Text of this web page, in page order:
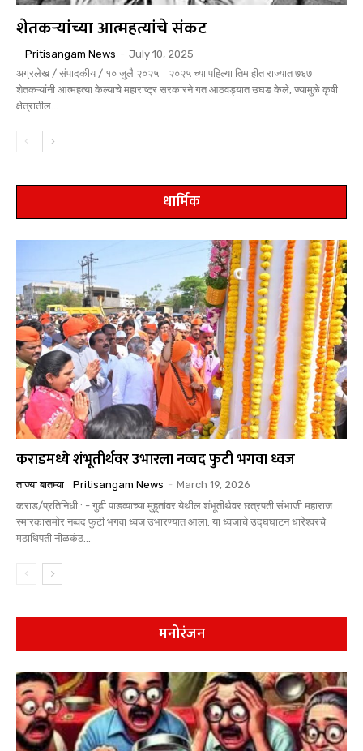
शेतकऱ्यांच्या आत्महत्यांचे संकट
Pritisangam News - July 10, 2025
अग्रलेख / संपादकीय / १० जुलै २०२५ २०२५ च्या पहिल्या तिमाहीत राज्यात ७६७
शेतकऱ्यांनी आत्महत्या केल्याचे महाराष्ट्र सरकारने गत आठवड्यात उघड केले, ज्यामुळे कृषी
क्षेत्रातील...
धार्मिक
कराडमध्ये शंभूतीर्थवर उभारला नव्वद फुटी भगवा ध्वज
ताज्या बातम्या Pritisangam News - March 19, 2026
कराड/प्रतिनिधी : - गुढी पाडव्याच्या मुहूर्तावर येथील शंभूतीर्थवर छत्रपती संभाजी महाराज
स्मारकासमोर नव्वद फुटी भगवा ध्वज उभारण्यात आला. या ध्वजाचे उद्घघाटन धारेश्वरचे
मठाधिपती नीळकंठ...
मनोरंजन